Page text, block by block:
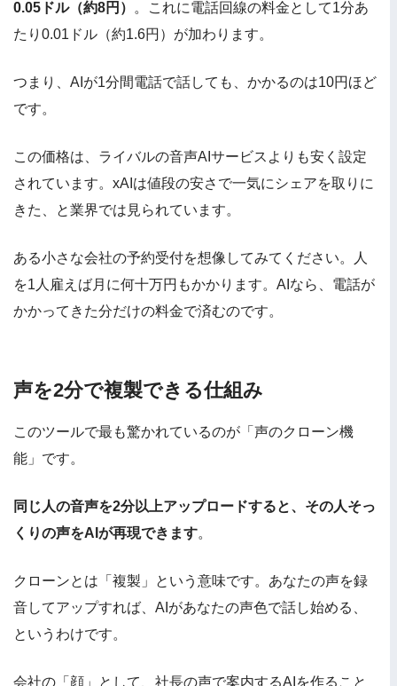
0.05ドル（約8円）
。これに電話回線の料金として1分あ
たり0.01ドル（約1.6円）が加わります。
つまり、AIが1分間電話で話しても、かかるのは10円ほど
です。
この価格は、ライバルの音声AIサービスよりも安く設定
されています。xAIは値段の安さで一気にシェアを取りに
きた、と業界では見られています。
ある小さな会社の予約受付を想像してみてください。人
を1人雇えば月に何十万円もかかります。AIなら、電話が
かかってきた分だけの料金で済むのです。
声を2分で複製できる仕組み
このツールで最も驚かれているのが「声のクローン機
能」です。
同じ人の音声を2分以上アップロードすると、その人そっ
くりの声をAIが再現できます。
クローンとは「複製」という意味です。あなたの声を録
音してアップすれば、AIがあなたの声色で話し始める、
というわけです。
会社の「顔」として、社長の声で案内するAIを作ること